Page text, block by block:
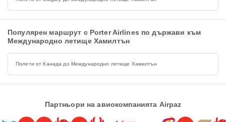
Популярен маршрут с Porter Airlines по държави към
Международно летище Хамилтън
Полети от Канада до Международно летище Хамилтън
Партньори на авиокомпанията Airpaz